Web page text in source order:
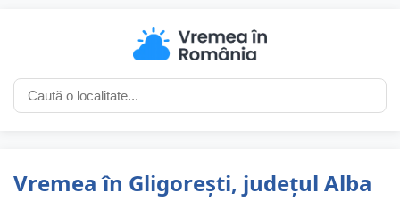
Vremea în Gligorești, județul Alba